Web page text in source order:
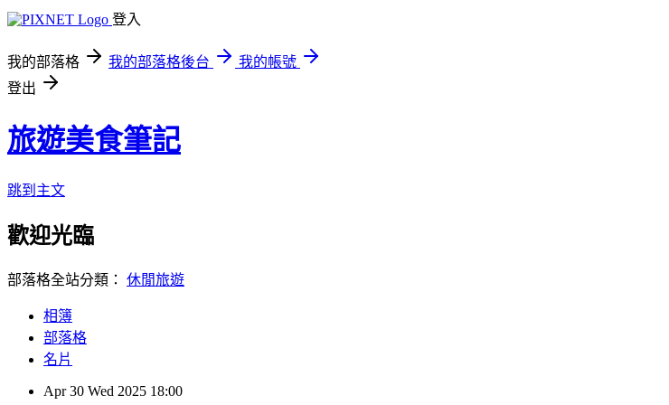
登入
我的部落格 我的部落格後台
我的帳號
登出
旅遊美食筆記
跳到主文
歡迎光臨
部落格全站分類： 休閒旅遊
相簿
部落格
名片
Apr 30 Wed 2025 18:00